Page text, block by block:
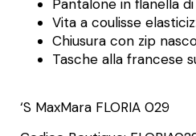
Pantalone in flanella
Vita a coulisse
Chiusura con zip
Tasche alla francese
‘S MaxMara FLORIA 029